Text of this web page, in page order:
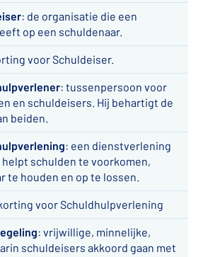
: de organisatie die een
op een schuldenaar.
voor Schuldeiser.
: tussenpersoon voor
en schuldeisers. Hij behartigt de
beiden.
: een dienstverlening
helpt schulden te voorkomen,
te houden en op te lossen.
voor Schuldhulpverlening
: vrijwillige, minnelijke,
schuldeisers akkoord gaan met